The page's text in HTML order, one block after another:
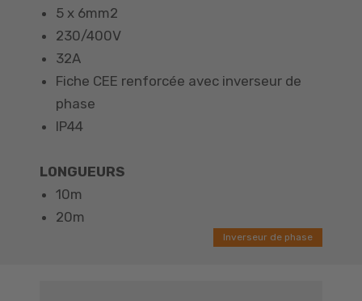
5 x 6mm2
230/400V
32A
Fiche CEE renforcée avec inverseur de
phase
IP44
LONGUEURS
10m
20m
Inverseur de phase